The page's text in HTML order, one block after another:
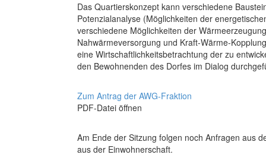
Das Quartierskonzept kann verschiedene
Potenzialanalyse (Möglichkeiten der
verschiedene Möglichkeiten der
Nahwärmeversorgung und Kraft-Wärme-
eine Wirtschaftlichkeitsbetrachtung der zu
den Bewohnenden des Dorfes im Dialog
Zum Antrag der AWG-Fraktion
PDF-Datei öffnen
Am Ende der Sitzung folgen noch Anfragen aus
aus der Einwohnerschaft.